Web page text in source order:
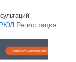
Регистрация